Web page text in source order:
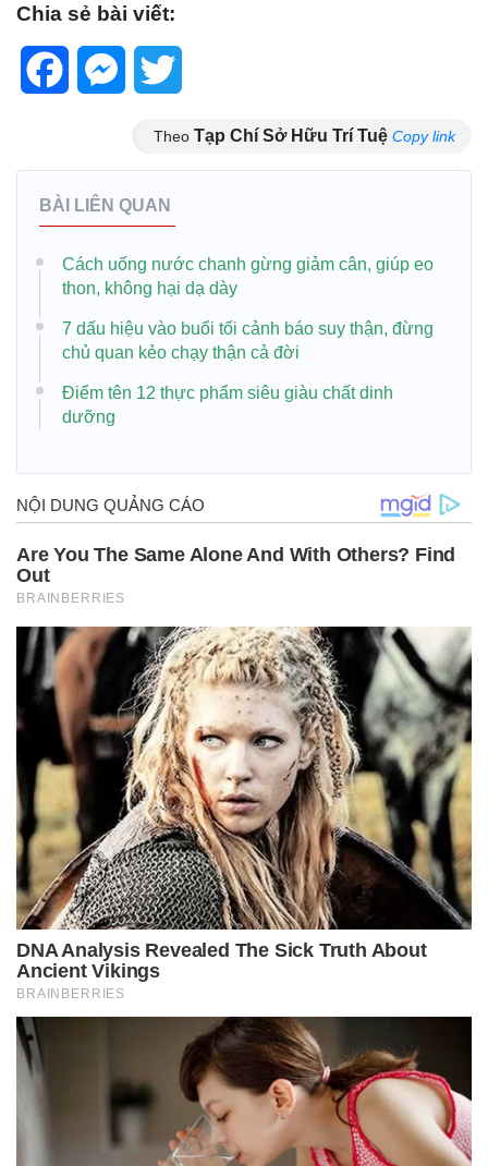
Chia sẻ bài viết:
FacebookMessenger
Theo Tạp Chí Sở Hữu Trí Tuệ Copy link
BÀI LIÊN QUAN
Cách uống nước chanh gừng giảm cân, giúp eo
thon, không hại dạ dày
7 dấu hiệu vào buổi tối cảnh báo suy thận, đừng
chủ quan kẻo chạy thận cả đời
Điểm tên 12 thực phẩm siêu giàu chất dinh
dưỡng